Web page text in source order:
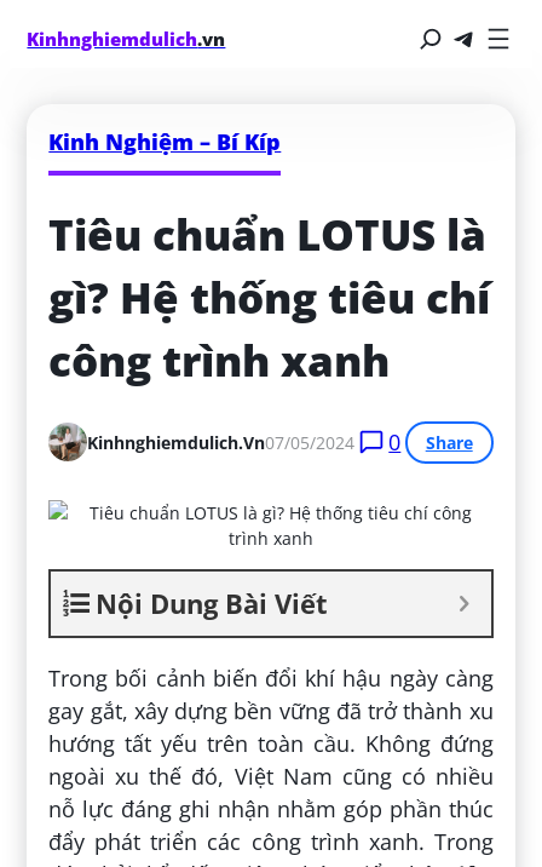
Kinhnghiemdulich.vn
Kinh Nghiệm – Bí Kíp
Tiêu chuẩn LOTUS là
gì? Hệ thống tiêu chí
công trình xanh
Kinhnghiemdulich.vn07/05/2024 0 Share
Nội Dung Bài Viết
Trong bối cảnh biến đổi khí hậu ngày càng
gay gắt, xây dựng bền vững đã trở thành xu
hướng tất yếu trên toàn cầu. Không đứng
ngoài xu thế đó, Việt Nam cũng có nhiều
nỗ lực đáng ghi nhận nhằm góp phần thúc
đẩy phát triển các công trình xanh. Trong